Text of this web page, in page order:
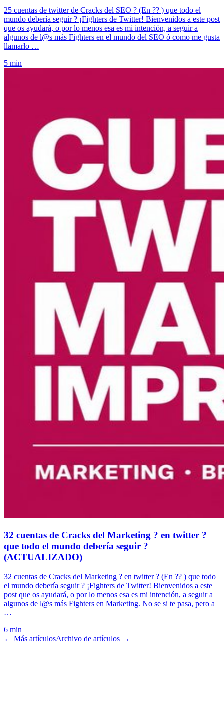
25 cuentas de twitter de Cracks del SEO ? (En ?? ) que todo el
mundo debería seguir ? ¡Fighters de Twitter! Bienvenidos a este post
que os ayudará, o por lo menos esa es mi intención, a seguir a
algunos de l@s más Fighters en el mundo del SEO ó como me gusta
llamarlo …
5 min
32 cuentas de Cracks del Marketing ? en twitter ?
que todo el mundo debería seguir ?
(ACTUALIZADO)
32 cuentas de Cracks del Marketing ? en twitter ? (En ?? ) que todo
el mundo debería seguir ? ¡Fighters de Twitter! Bienvenidos a este
post que os ayudará, o por lo menos esa es mi intención, a seguir a
algunos de l@s más Fighters en Marketing. No se si te pasa, pero a
…
6 min
← Más artículosArchivo de artículos →